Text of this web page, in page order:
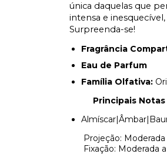
única daquelas que
intensa e
Surpreenda-se!
Fragrância
Eau de Parfum
Família Olfativa:
Principais
Projeção: Moderada
Fixação: Moderada